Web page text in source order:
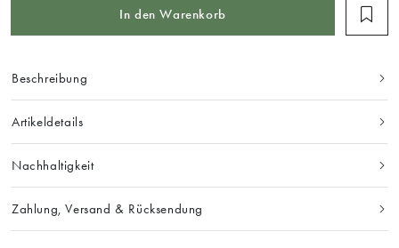
In den Warenkorb
Beschreibung
Artikeldetails
Nachhaltigkeit
Zahlung, Versand & Rücksendung